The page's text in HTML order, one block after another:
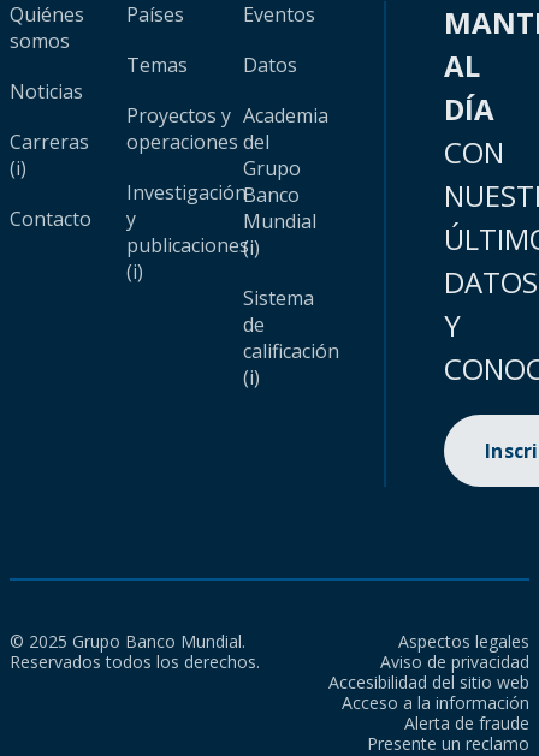
Quiénes
somos
Noticias
Carreras
(i)
Contacto
Países
Temas
Proyectos y
operaciones
Investigación
y
publicaciones
(i)
Eventos
Datos
Academia
del
Grupo
Banco
Mundial
(i)
Sistema
de
calificación
(i)
AL
DÍA
CON
DATOS
Y
© 2025 Grupo Banco Mundial.
Reservados todos los derechos.
Aspectos legales
Aviso de privacidad
Accesibilidad del sitio web
Acceso a la información
Alerta de fraude
Presente un reclamo